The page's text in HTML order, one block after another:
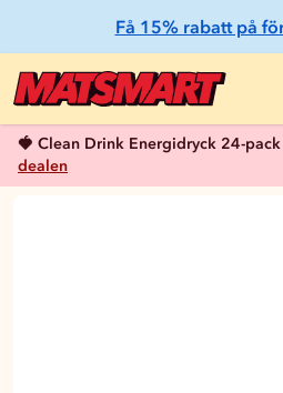
Få 15% rabatt på
🍓 Clean Drink Energidryck 24-
dealen